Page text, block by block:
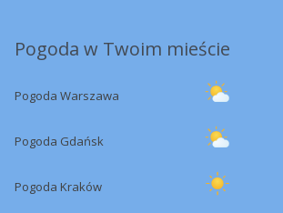
Pogoda w Twoim mieście
Pogoda Warszawa
Pogoda Gdańsk
Pogoda Kraków